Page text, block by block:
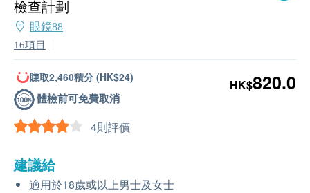
檢查計劃
眼鏡88
16項目
賺取2,460積分 (HK$24)
體檢前可免費取消
4則評價
HK$820.0
建議給
適用於18歲或以上男士及女士